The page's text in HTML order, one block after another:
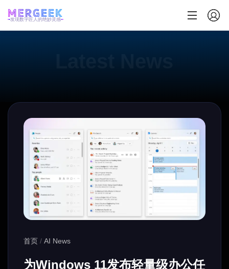
发现数字匠人的绝妙灵感
首页 / AI News
为Windows 11发布轻量级办公任